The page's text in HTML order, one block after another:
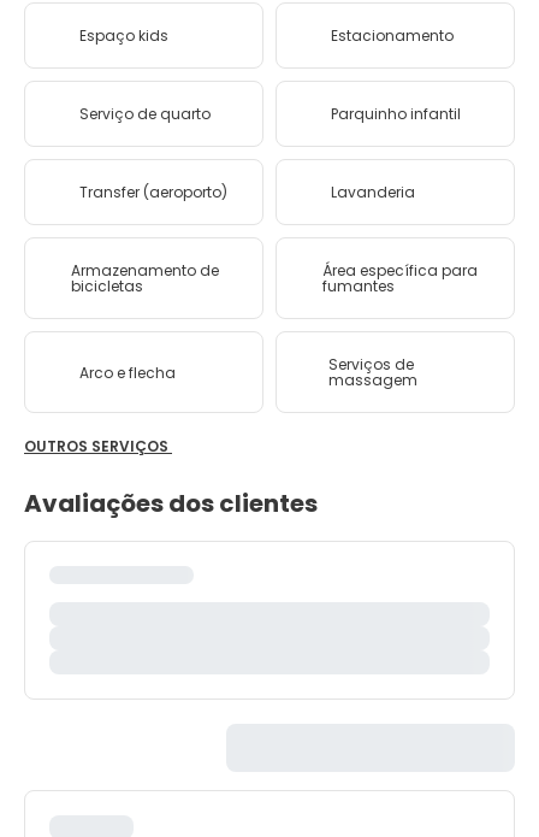
Espaço kids Estacionamento
Serviço de quarto Parquinho infantil
Transfer (aeroporto) Lavanderia
Armazenamento de
bicicletas
Área específica para
fumantes
Arco e flecha Serviços de
massagem
OUTROS SERVIÇOS
Avaliações dos clientes